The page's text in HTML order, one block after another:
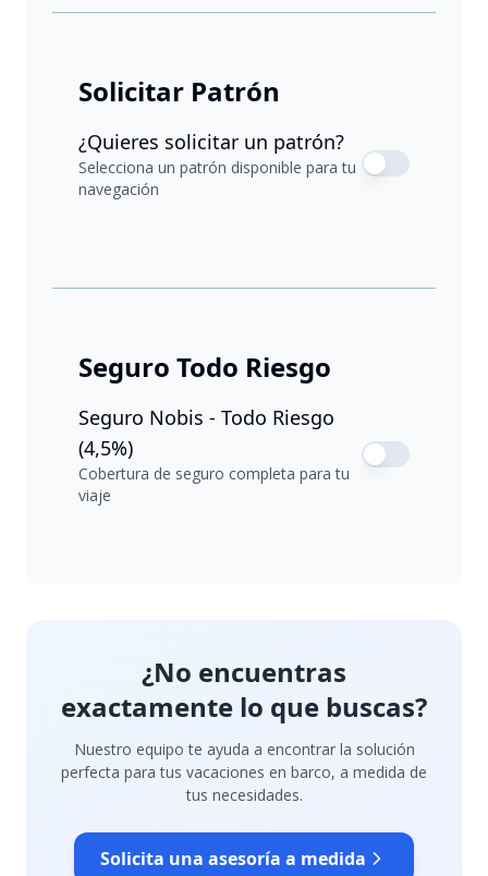
Solicitar Patrón
¿Quieres solicitar un patrón?
Selecciona un patrón disponible para tu
navegación
Seguro Todo Riesgo
Seguro Nobis - Todo Riesgo
(4,5%)
Cobertura de seguro completa para tu
viaje
¿No encuentras
exactamente lo que buscas?
Nuestro equipo te ayuda a encontrar la solución
perfecta para tus vacaciones en barco, a medida de
tus necesidades.
Solicita una asesoría a medida